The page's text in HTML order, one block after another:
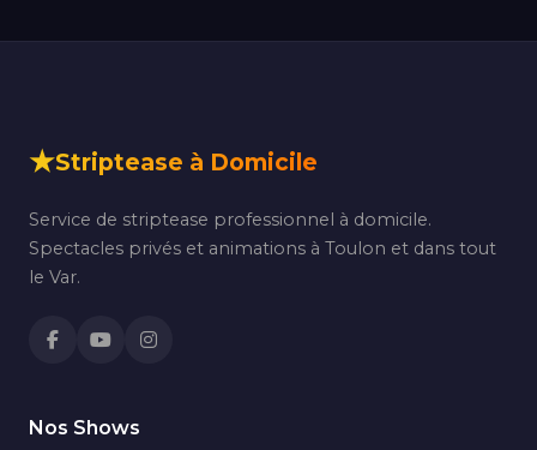
★Striptease à Domicile
Service de striptease professionnel à domicile.
Spectacles privés et animations à Toulon et dans tout
le Var.
Nos Shows